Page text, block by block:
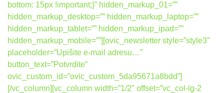
bottom: 15px !important;}” hidden_markup_01=””
hidden_markup_desktop=”” hidden_markup_laptop=””
hidden_markup_tablet=”” hidden_markup_ipad=””
hidden_markup_mobile=””][ovic_newsletter style=”style3″
placeholder=”Upišite e-mail adresu…”
button_text=”Potvrdite”
ovic_custom_id=”ovic_custom_5da95671a8bdd”]
[/vc_column][vc_column width=”1/2″ offset=”vc_col-lg-2